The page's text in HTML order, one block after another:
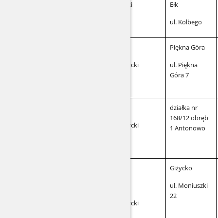
ełcki
Ełk
ul. Kolbego
giżycki
Piękna Góra
ul. Piękna
Góra 7
giżycki
działka nr
168/12 obręb
1 Antonowo
giżycki
Giżycko
ul. Moniuszki
22